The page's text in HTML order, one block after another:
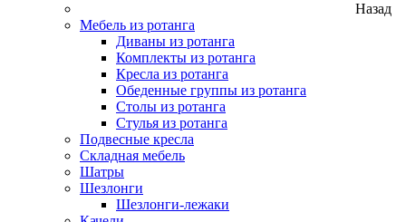
Назад
Мебель из ротанга
Диваны из ротанга
Комплекты из ротанга
Кресла из ротанга
Обеденные группы из ротанга
Столы из ротанга
Стулья из ротанга
Подвесные кресла
Складная мебель
Шатры
Шезлонги
Шезлонги-лежаки